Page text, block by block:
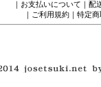
｜ お支払いについて ｜ 配
｜ ご利用規約 ｜ 特定